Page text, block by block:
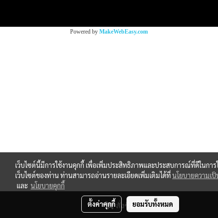
สั่งซื้อสินค้า
Powered by MakeWebEasy.com
เว็บไซต์นี้มีการใช้งานคุกกี้ เพื่อเพิ่มประสิทธิภาพและประสบการณ์ที่ดีในการ
เว็บไซต์ของท่าน ท่านสามารถอ่านรายละเอียดเพิ่มเติมได้ที่นโยบายความเ
และ นโยบายคุกกี้
ตั้งค่าคุกกี้ ยอมรับทั้งหมด